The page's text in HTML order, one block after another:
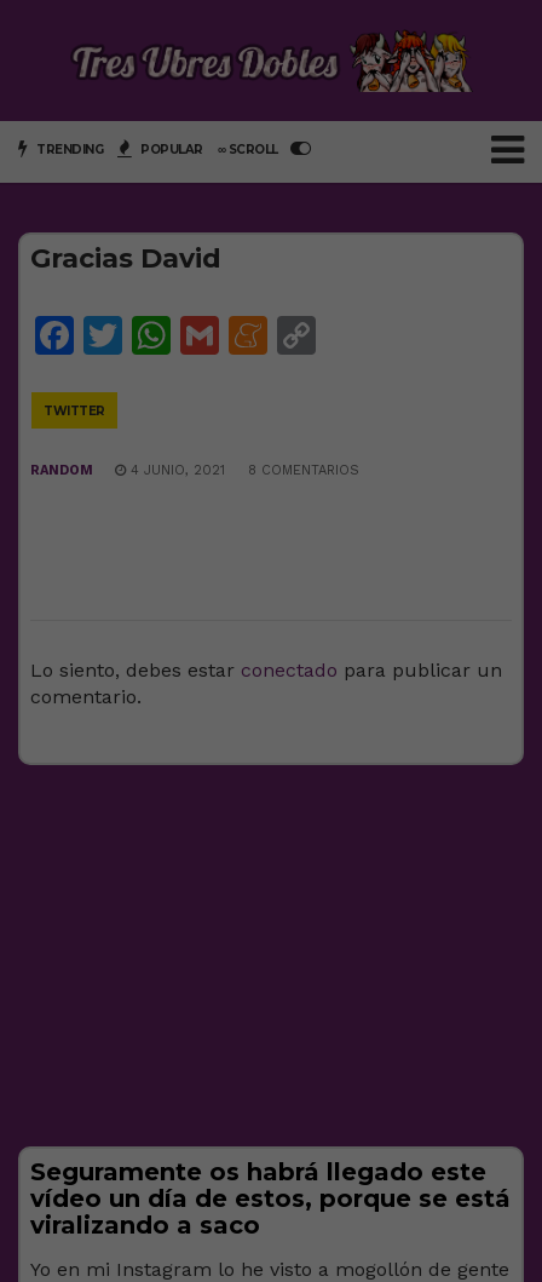
TRENDING POPULAR ∞ SCROLL
Gracias David
Facebook
Twitter
WhatsApp
GmailMeneame
TWITTER
RANDOM 4 JUNIO, 2021 8 COMENTARIOS
Lo siento, debes estar conectado para publicar un
comentario.
Seguramente os habrá llegado este
vídeo un día de estos, porque se está
viralizando a saco
Yo en mi Instagram lo he visto a mogollón de gente